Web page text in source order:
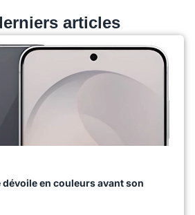
articles
dévoile en couleurs avant son